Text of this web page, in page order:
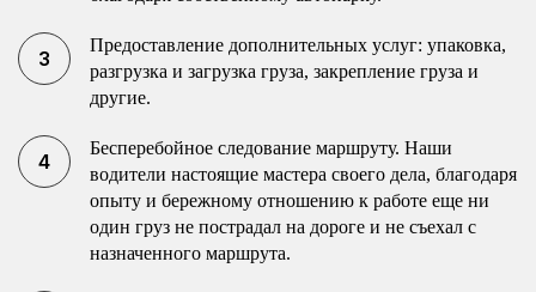
Предоставление дополнительных услуг: упаковка,
разгрузка и загрузка груза, закрепление груза и
другие.
Бесперебойное следование маршруту. Наши
водители настоящие мастера своего дела, благодаря
опыту и бережному отношению к работе еще ни
один груз не пострадал на дороге и не съехал с
назначенного маршрута.